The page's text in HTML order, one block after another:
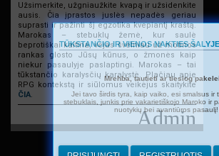
Užsimerkite, užgniaužkite kvapą ir užsidenkite
ausis. Čia įprastos juslės nepadės geriau
suprasti ir pažinti šį egzotika kvepiantį kraštą.
Marokas – stebuklų žemė, kur saulė
beprotiškai kaitina, vėjas švelniau už motinos
rankas glosto Jūsų kūnus, o žmonės kaip
niekur pasaulyje paslaptingi. Marokas – tai
tūkstančio karalysčių karalystė. Plačiau apie
RPG kontekstą ir siūlomus veikėjus skaitykite
ČIA.
Admin
TŪKSTANČIO IR VIENOS NAKTIES
Mrehba, tautieti ar tiesiog
Jei tavo širdis tyra, kaip vaiko, esi smalsus ir
stebuklais, junkis prie vakarietiškojo Maroko ir
nuotykių bei avantiūros pasaulį!